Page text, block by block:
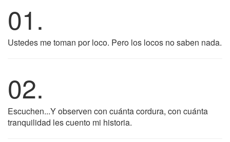
01.
Ustedes me toman por loco. Pero los locos no saben nada.
02.
Escuchen...Y observen con cuánta cordura, con cuánta
tranquilidad les cuento mi historia.